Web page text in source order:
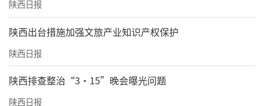
陕西日报
​陕西出台措施加强文旅产业知识产权保护
陕西日报
陕西排查整治“3·15”晚会曝光问题
陕西日报